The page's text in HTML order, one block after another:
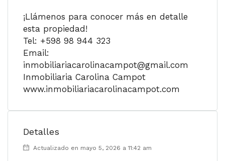
¡Llámenos para conocer más en detalle
esta propiedad!
Tel: +598 98 944 323
Email:
inmobiliariacarolinacampot@gmail.com
Inmobiliaria Carolina Campot
www.inmobiliariacarolinacampot.com
Detalles
Actualizado en mayo 5, 2026 a 11:42 am